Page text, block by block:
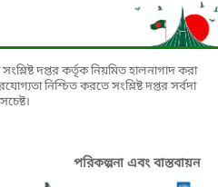
দপ্তর কর্তৃক নিয়মিত হালনাগাদ করা
নিশ্চিত করতে সংশ্লিষ্ট দপ্তর সর্বদা
সচেষ্ট।
পরিকল্পনা এবং বাস্তবায়ন